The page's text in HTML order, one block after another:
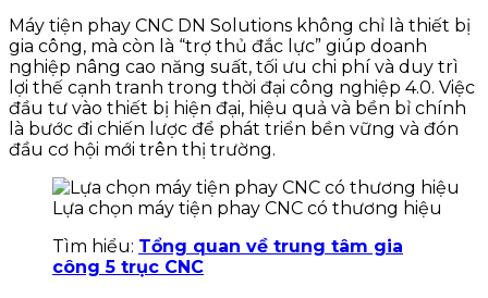
Máy tiện phay CNC DN Solutions không chỉ là thiết bị
gia công, mà còn là “trợ thủ đắc lực” giúp doanh
nghiệp nâng cao năng suất, tối ưu chi phí và duy trì
lợi thế cạnh tranh trong thời đại công nghiệp 4.0. Việc
đầu tư vào thiết bị hiện đại, hiệu quả và bền bỉ chính
là bước đi chiến lược để phát triển bền vững và đón
đầu cơ hội mới trên thị trường.
Lựa chọn máy tiện phay CNC có thương hiệu
Tìm hiểu: Tổng quan về trung tâm gia
công 5 trục CNC